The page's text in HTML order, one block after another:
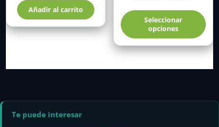
Añadir al carrito
precios:
desde
$79.00
hasta
Seleccionar
opciones
Te puede interesar